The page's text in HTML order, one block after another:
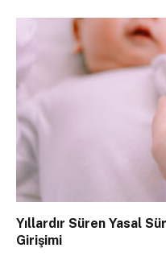
Yıllardır Süren Yasal
Girişimi